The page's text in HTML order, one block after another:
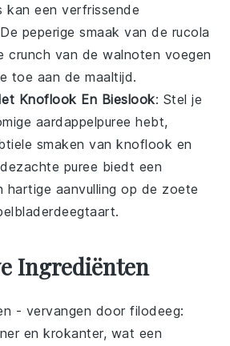
kan een verfrissende
peperige smaak van de rucola
crunch van dewalnoten voegen
toe aan de maaltijd.
Knoflook En Bieslook: Stel je
aardappelpuree hebt,
smaken vanknoflook en
puree biedt een
hartige aanvulling op de zoete
.
Ingrediënten
- vervangen doorfilodeeg:
en krokanter, wat een